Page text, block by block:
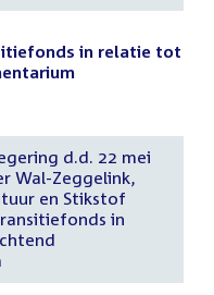
in relatie tot
d.d. 22 mei
Wal-Zeggelink,
en Stikstof
in